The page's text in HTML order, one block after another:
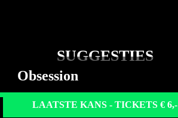
SUGGESTIES
Obsession
LAATSTE KANS - TICKETS € 6,-